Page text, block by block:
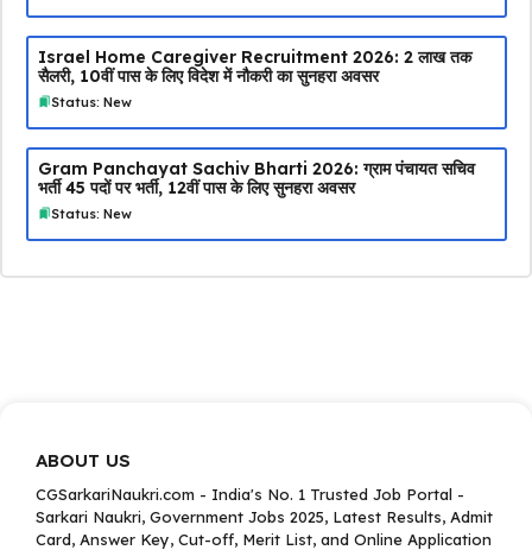
Israel Home Caregiver Recruitment 2026: ₹2 लाख तक
सैलरी, 10वीं पास के लिए विदेश में नौकरी का सुनहरा अवसर
Status: New
Gram Panchayat Sachiv Bharti 2026: ग्राम पंचायत सचिव
भर्ती 45 पदों पर भर्ती, 12वीं पास के लिए सुनहरा अवसर
Status: New
ABOUT US
CGSarkariNaukri.com - India's No. 1 Trusted Job Portal -
Sarkari Naukri, Government Jobs 2025, Latest Results, Admit
Card, Answer Key, Cut-off, Merit List, and Online Application